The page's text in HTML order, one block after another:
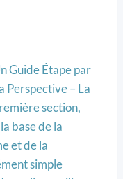
Guide Étape par
Perspective – La
section,
base de la
et de la
simple